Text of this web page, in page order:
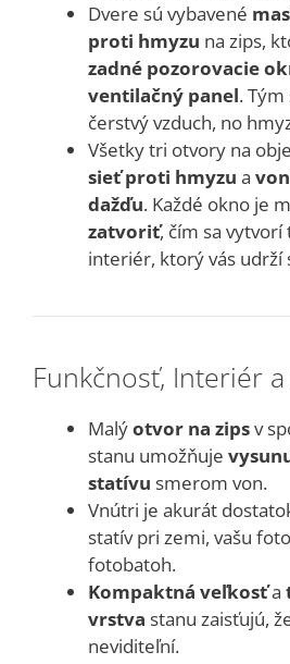
Dvere sú vybavené
proti hmyzu na zips,
zadné pozorovacie
ventilačný panel.
čerstvý vzduch, no
Všetky tri otvory na
sieť proti hmyzu a
dažďu. Každé okno je
zatvoriť, čím sa
interiér, ktorý vás udrží
Funkčnosť, Interiér
Malýotvor na zipsv
stanu umožňuje
statívu smerom von.
Vnútri je akurát
statív pri zemi, vašu
fotobatoh.
Kompaktná veľkosťa
vrstva stanu zaisťujú,
neviditeľní.